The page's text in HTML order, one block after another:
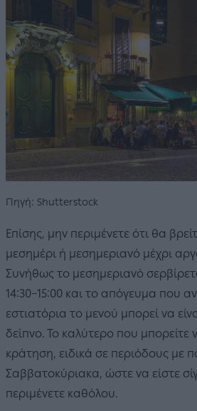
Πηγή: Shutterstock
Επίσης, μην περιμένετε ότι θα
μεσημέρι ή μεσημεριανό μέχρι
Συνήθως το μεσημεριανό
14:30–15:00 και το απόγευμα που
εστιατόρια το μενού μπορεί να
δείπνο. Το καλύτερο που μπορείτε
κράτηση, ειδικά σε περιόδους με
Σαββατοκύριακα, ώστε να είστε
περιμένετε καθόλου.